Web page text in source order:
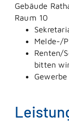
Gebäude
Raum 10
Melde-/
Renten/
bitten
Gewerbe